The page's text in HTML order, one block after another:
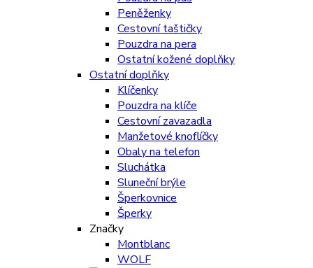
Peněženky
Cestovní taštičky
Pouzdra na pera
Ostatní kožené doplňky
Ostatní doplňky
Klíčenky
Pouzdra na klíče
Cestovní zavazadla
Manžetové knoflíčky
Obaly na telefon
Sluchátka
Sluneční brýle
Šperkovnice
Šperky
Značky
Montblanc
WOLF